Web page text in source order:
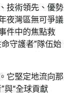
技術領先、優勢
夜灣區無可爭議
件中的焦點救
守護者”隊伍始
它堅定地流向那
與“全球貢獻